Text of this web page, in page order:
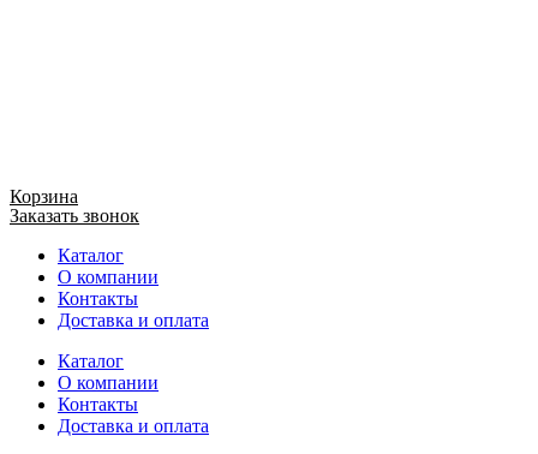
Корзина
Заказать звонок
Каталог
О компании
Контакты
Доставка и оплата
Каталог
О компании
Контакты
Доставка и оплата